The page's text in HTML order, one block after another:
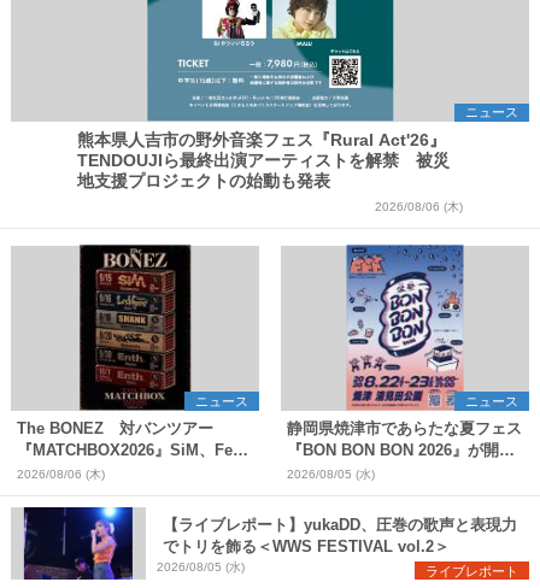
ニュース
熊本県人吉市の野外音楽フェス『Rural Act'26』
TENDOUJIら最終出演アーティストを解禁 被災
地支援プロジェクトの始動も発表
2026/08/06 (木)
ニュース
The BONEZ 対バンツアー
『MATCHBOX2026』SiM、Fear,
and Loathing in Las Vegasら対
バンアーティストを一斉解禁
2026/08/06 (木)
ニュース
静岡県焼津市であらたな夏フェス
『BON BON BON 2026』が開
催 音楽ライブ×盆踊り×DJ×屋台
グルメ×ランタンナイトで彩る2日
間
2026/08/05 (水)
【ライブレポート】yukaDD、圧巻の歌声と表現力
でトリを飾る＜WWS FESTIVAL vol.2＞
2026/08/05 (水) ライブレポート